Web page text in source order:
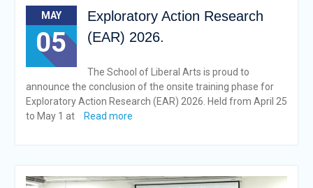
MAY
05
Exploratory Action Research
(EAR) 2026.
The School of Liberal Arts is proud to
announce the conclusion of the onsite training phase for
Exploratory Action Research (EAR) 2026. Held from April 25
to May 1 at
Read more